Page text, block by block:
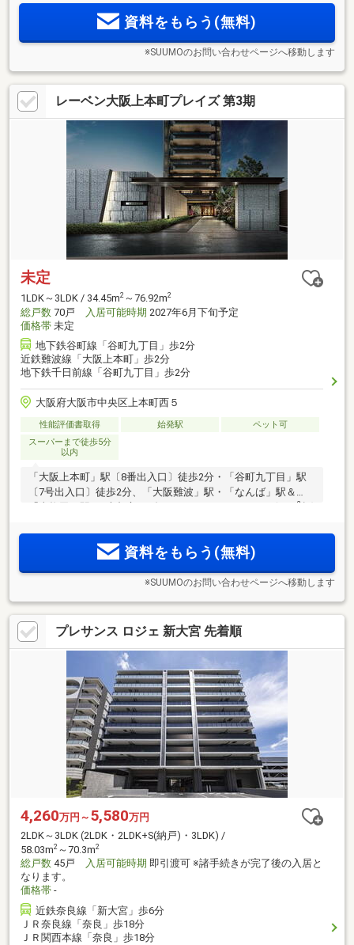
リエーション。個別設計変更(一部住戸のみ／申込期限あり)も
＜物件エントリー受付中＞資料をもらう(無料)
※SUUMOのお問い合わせページへ移動します
レーベン大阪上本町プレイズ 第3期
未定
1LDK～3LDK / 34.45m2 ～76.92m2
総戸数 70戸 入居可能時期 2027年6月下旬予定
価格帯 未定
地下鉄谷町線「谷町九丁目」歩2分
近鉄難波線「大阪上本町」歩2分
地下鉄千日前線「谷町九丁目」歩2分
大阪府大阪市中央区上本町西５
性能評価書取得 始発駅
ペット可
スーパーまで徒歩5分
以内
「大阪上本町」駅〔8番出入口〕徒歩2分・「谷町九丁目」駅
〔7号出入口〕徒歩2分、「大阪難波」駅・「なんば」駅＆
2
(※4)。現代の感性と和の伝統を融合させた都市型デザインレジ
デンス全70邸誕生
資料をもらう(無料)
※SUUMOのお問い合わせページへ移動します
プレサンス ロジェ 新大宮 先着順
4,260万円～ 5,580万円
2LDK～3LDK (2LDK・2LDK+S(納戸)・3LDK) /
58.03m2 ～70.3m2
総戸数 45戸 入居可能時期 即引渡可 ※諸手続きが完了後の入居と
なります。
価格帯 -
近鉄奈良線「新大宮」歩6分
ＪＲ奈良線「奈良」歩18分
ＪＲ関西本線「奈良」歩18分